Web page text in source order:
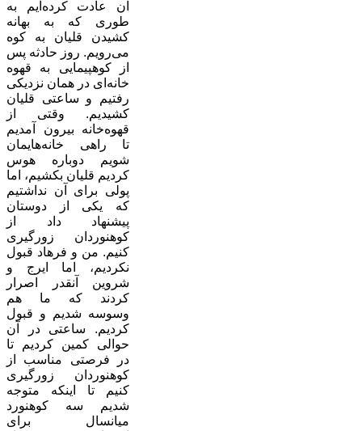
آن عادت کرده‌ایم به
طوری که به بهانه
کشیدن قلیان به کوه
می‌رویم. روز حادثه پس
از کوهپیمایی به قهوه
خانه‌ای در همان نزدیکی
رفتیم و ساعتی قلیان
کشیدیم. وقتی از
قهوه‌خانه بیرون آمدیم
تا راهی خانه‌هایمان
شویم دوباره هوس
کردیم قلیان بکشیم، اما
پولی برای آن نداشتیم
که یکی از دوستان
پیشنهاد داد از
کوهنوردان زورگیری
کنیم. من و فرهاد قبول
نکردیم، اما ایرج و
شروین آنقدر اصرار
کردند که ما هم
وسوسه شدیم و قبول
کردیم. ساعتی در آن
حوالی کمین کردیم تا
در فرصتی مناسب از
کوهنوردان زورگیری
کنیم تا اینکه متوجه
شدیم سه کوهنورد
میانسال برای